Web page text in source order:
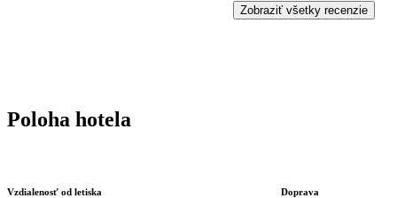
Zobraziť všetky recenzie
Poloha hotela
Vzdialenosť od letiska Doprava